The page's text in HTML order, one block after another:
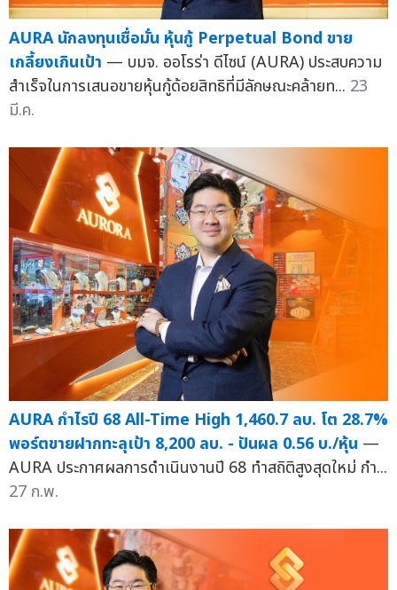
AURA นักลงทุนเชื่อมั่น หุ้นกู้ Perpetual Bond ขาย
เกลี้ยงเกินเป้า — บมจ. ออโรร่า ดีไซน์ (AURA) ประสบความ
สำเร็จในการเสนอขายหุ้นกู้ด้อยสิทธิที่มีลักษณะคล้ายท... 23
มี.ค.
AURA กำไรปี 68 All-Time High 1,460.7 ลบ. โต 28.7%
พอร์ตขายฝากทะลุเป้า 8,200 ลบ. - ปันผล 0.56 บ./หุ้น —
AURA ประกาศผลการดำเนินงานปี 68 ทำสถิติสูงสุดใหม่ กำ...
27 ก.พ.